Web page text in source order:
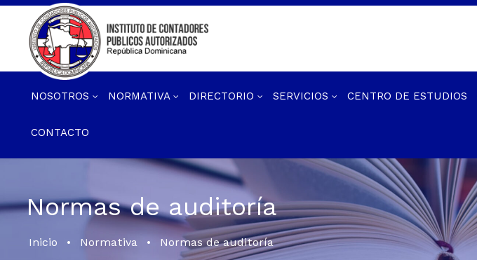
NOSOTROS NORMATIVA DIRECTORIO SERVICIOS CENTRO DE ESTUDIOS
CONTACTO
Normas de auditoría
Inicio • Normativa • Normas de auditoría